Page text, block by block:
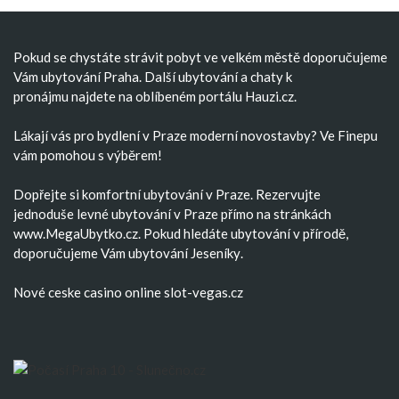
Pokud se chystáte strávit pobyt ve velkém městě doporučujeme
Vám ubytování Praha. Dalšíubytovánía chaty k
pronájmu najdete na oblíbeném portálu Hauzi.cz.
Lákají vás pro bydlení v Praze modernínovostavby? Ve Finepu
vám pomohou s výběrem!
Dopřejte si komfortníubytování v Praze. Rezervujte
jednoduše levné ubytování v Prazepřímo na stránkách
www.MegaUbytko.cz. Pokud hledáte ubytování v přírodě,
doporučujeme Vám ubytování Jeseníky.
Nové ceske casino online slot-vegas.cz